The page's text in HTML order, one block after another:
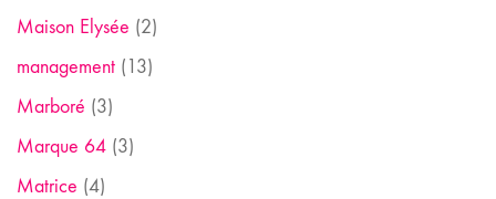
Maison Elysée (2)
management (13)
Marboré (3)
Marque 64 (3)
Matrice (4)